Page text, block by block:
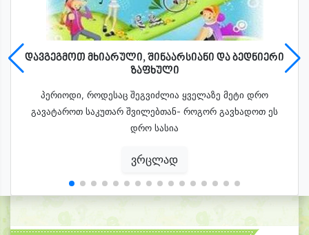
დავგეგმოთ მხიარული, შინაარსიანი და ბედნიერი
ზაფხული
პერიოდი, როდესაც შეგვიძლია ყველაზე მეტი დრო
გავატაროთ საკუთარ შვილებთან- როგორ გავხადოთ ეს
დრო სასია
ვრცლად